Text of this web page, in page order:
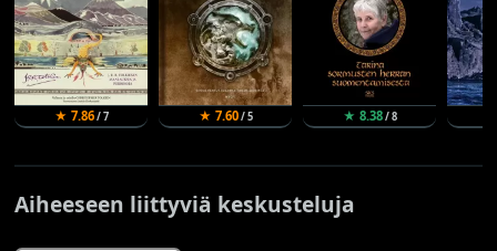
★ 7.86/ 7 ★ 7.60/ 5 ★ 8.38/ 8
Aiheeseen liittyviä keskusteluja